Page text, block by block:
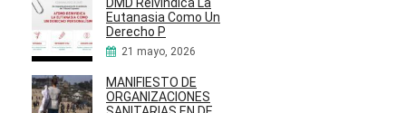
Eutanasia Como Un
Derecho P
21 mayo, 2026
MANIFIESTO DE
ORGANIZACIONES